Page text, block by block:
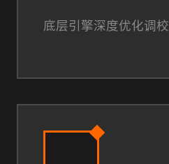
底层引擎深度优化调校